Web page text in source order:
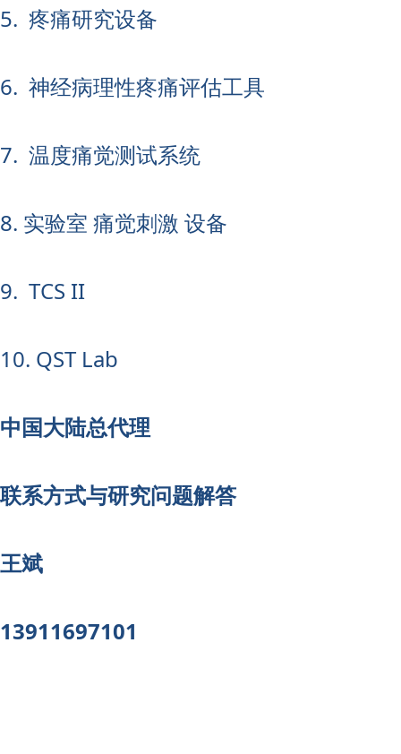
5. 疼痛研究设备
6. 神经病理性疼痛评估工具
7. 温度痛觉测试系统
8. 实验室 痛觉刺激 设备
9. TCS II
10. QST Lab
中国大陆总代理
联系方式与研究问题解答
王斌
13911697101